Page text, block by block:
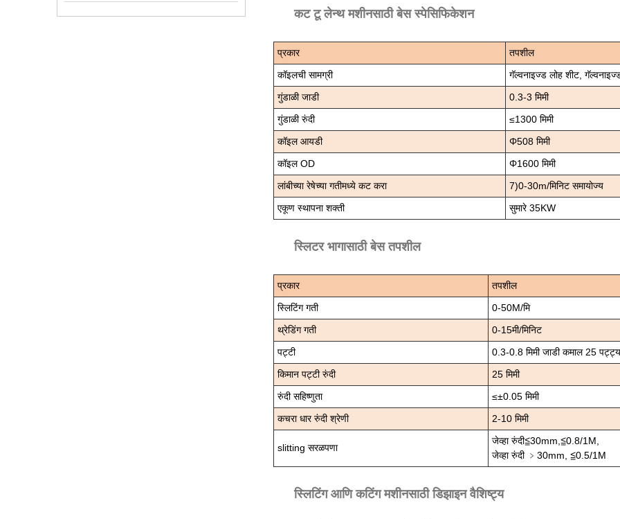
कट टू लेन्थ मशीनसाठी बेस स्पेसिफिकेशन
प्रकार
तपशील
कॉइलची सामग्री
गॅल्वनाइज्ड लोह शीट,
गुंडाळी जाडी
0.3-3 मिमी
गुंडाळी रुंदी
≤1300 मिमी
कॉइल आयडी
Φ508 मिमी
कॉइल OD
Φ1600 मिमी
लांबीच्या रेषेच्या गतीमध्ये कट करा
7)0-30m/मिनिट समायोज्य
एकूण स्थापना शक्ती
सुमारे 35KW
स्लिटर भागासाठी बेस तपशील
प्रकार
तपशील
स्लिटिंग गती
0-50M/मि
थ्रेडिंग गती
0-15मी/मिनिट
पट्टी
0.3-0.8 मिमी जाडी कमाल 25
किमान पट्टी रुंदी
25 मिमी
रुंदी सहिष्णुता
≤±0.05 मिमी
कचरा धार रुंदी श्रेणी
2-10 मिमी
slitting सरळपणा
जेव्हा रुंदी≦30mm,≦0.8/1M,
जेव्हा रुंदी ﹥30mm, ≦0.5/1M
स्लिटिंग आणि कटिंग मशीनसाठी डिझाइन वैशिष्ट्य